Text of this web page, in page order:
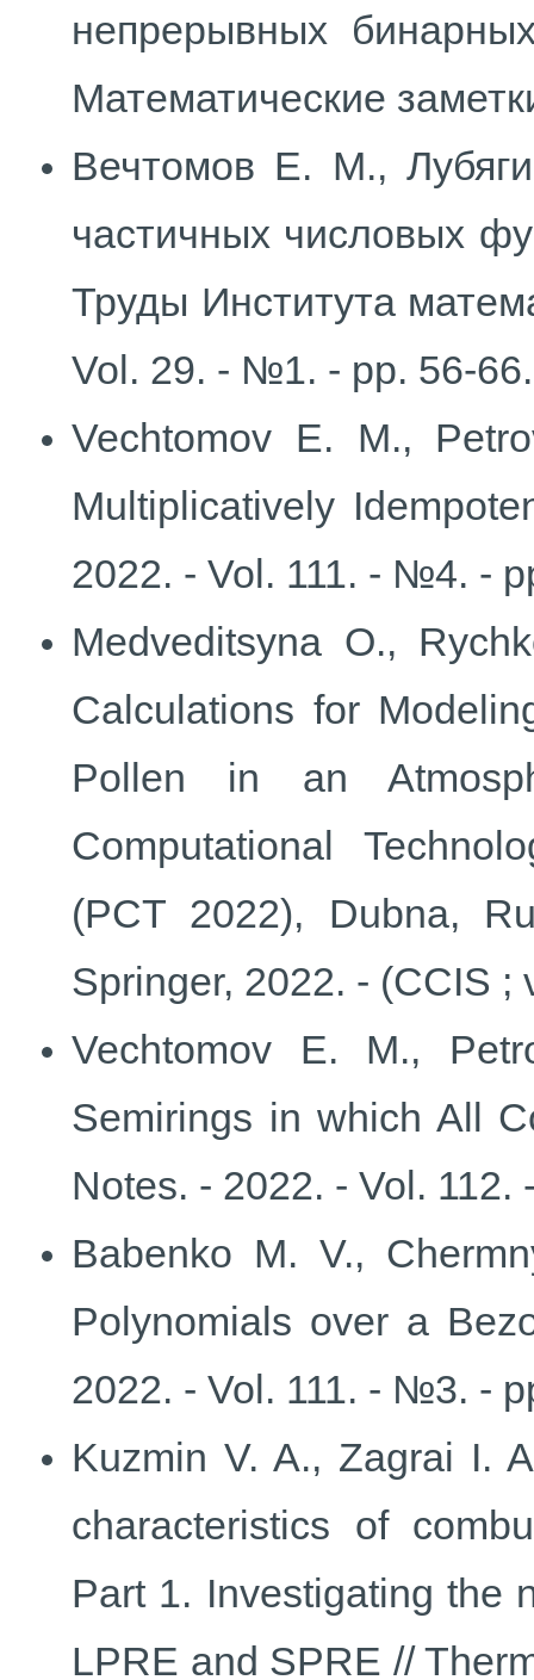
непрерывных
Математические
Вечтомов Е. М.,
частичных числовых
Труды Института
Vol. 29. - №1. - pp. 56-66.
Vechtomov E. M.,
Multiplicatively
2022. - Vol. 111. - №4. -
Medveditsyna O.,
Calculations for
Pollen in an
Computational
(PCT 2022), Dubna,
Springer, 2022. - (CCIS ;
Vechtomov E. M.,
Semirings in which All
Notes. - 2022. - Vol.
Babenko M. V.,
Polynomials over a
2022. - Vol. 111. - №3. -
Kuzmin V. A., Zagrai I.
characteristics of
Part 1. Investigating the
LPRE and SPRE //